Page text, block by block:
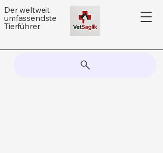
Der weltweit
umfassendste
Tierführer.